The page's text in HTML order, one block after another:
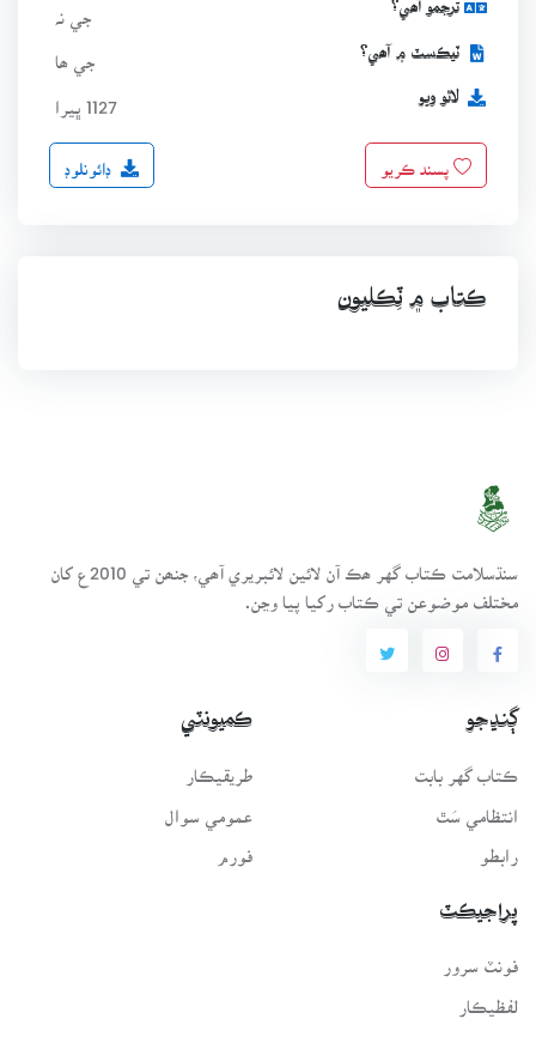
ترجمو آھي؟
ٽيڪسٽ ۾ آھي؟ جي ھا
لاٿو ويو 1127 ڀيرا
پسند ڪريو ڊائونلوڊ
ڪتاب ۾ ٽِڪليون
سنڌسلامت ڪتاب گهر ھڪ آن لائين لائبريري آھي، جنھن تي 2010ع کان
مختلف موضوعن تي ڪتاب رکيا پيا وڃن.
ڳنڍجو
ڪتاب گهر بابت
انتظامي سَٿ
رابطو
ڪميونٽي
طريقيڪار
عمومي سوال
فورم
پراجيڪٽ
فونٽ سرور
لفظيڪار